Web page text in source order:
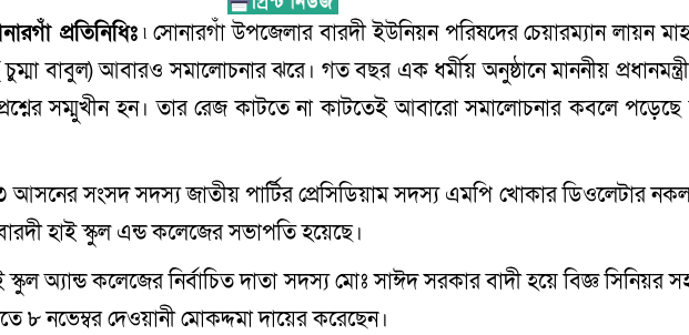
প্রতিনিধিঃ ৷সোনারগাঁ উপজেলার বারদী ইউনিয়ন পরিষদের চেয়ারম্যান লায়ন
বাবুল) আবারও সমালোচনার ঝরে। গত বছর এক ধর্মীয় অনুষ্ঠানে মাননীয়
সম্মুখীন হন। তার রেজ কাটতে না কাটতেই আবারো সমালোচনার কবলে পড়েছে
আসনের সংসদ সদস্য জাতীয় পার্টির প্রেসিডিয়াম সদস্য এমপি খোকার ডিওলেটার
বারদী হাই স্কুল এন্ড কলেজের সভাপতি হয়েছে।
স্কুল অ্যান্ড কলেজের নির্বাচিত দাতা সদস্য মোঃ সাঈদ সরকার বাদী হয়ে বিজ্ঞ সিনিয়র
নভেম্বর দেওয়ানী মোকদ্দমা দায়ের করেছেন।